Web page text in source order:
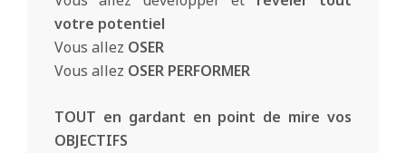
votre potentiel
Vous allez OSER
Vous allez OSER PERFORMER
TOUT en gardant en point de mire vos
OBJECTIFS